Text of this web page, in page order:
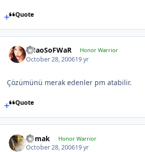
Quote
CHaoSoFWaR Honor Warrior
October 28, 200619 yr
Çözümünü merak edenler pm atabilir.
Quote
nomak Honor Warrior
October 28, 200619 yr